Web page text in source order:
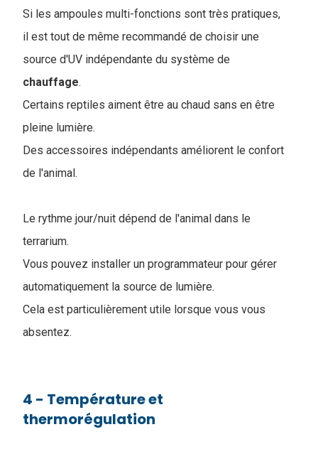
Si les ampoules multi-fonctions sont très pratiques,
il est tout de même recommandé de choisir une
source d'UV indépendante du système de
chauffage.
Certains reptiles aiment être au chaud sans en être
pleine lumière.
Des accessoires indépendants améliorent le confort
de l'animal.
Le rythme jour/nuit dépend de l'animal dans le
terrarium.
Vous pouvez installer un programmateur pour gérer
automatiquement la source de lumière.
Cela est particulièrement utile lorsque vous vous
absentez.
4 - Température et
thermorégulation